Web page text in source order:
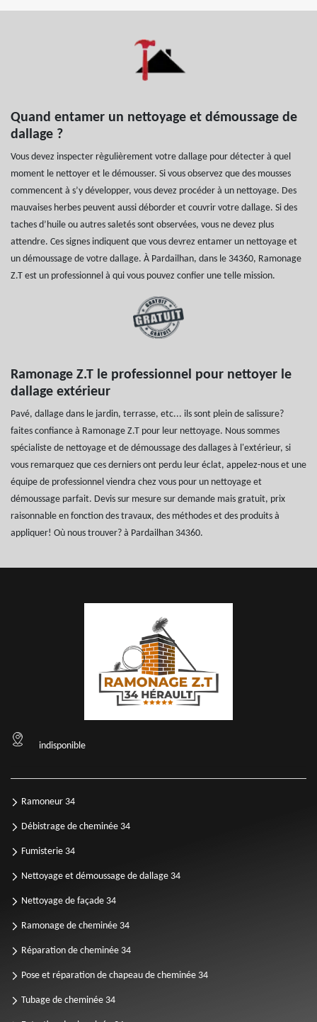
Quand entamer un nettoyage et démoussage de
dallage ?
Vous devez inspecter règulièrement votre dallage pour détecter à quel
moment le nettoyer et le démousser. Si vous observez que des mousses
commencent à s’y développer, vous devez procéder à un nettoyage. Des
mauvaises herbes peuvent aussi déborder et couvrir votre dallage. Si des
taches d’huile ou autres saletés sont observées, vous ne devez plus
attendre. Ces signes indiquent que vous devrez entamer un nettoyage et
un démoussage de votre dallage. À Pardailhan, dans le 34360, Ramonage
Z.T est un professionnel à qui vous pouvez confier une telle mission.
Ramonage Z.T le professionnel pour nettoyer le
dallage extérieur
Pavé, dallage dans le jardin, terrasse, etc... ils sont plein de salissure?
faites confiance à Ramonage Z.T pour leur nettoyage. Nous sommes
spécialiste de nettoyage et de démoussage des dallages à l'extérieur, si
vous remarquez que ces derniers ont perdu leur éclat, appelez-nous et une
équipe de professionnel viendra chez vous pour un nettoyage et
démoussage parfait. Devis sur mesure sur demande mais gratuit, prix
raisonnable en fonction des travaux, des méthodes et des produits à
appliquer! Où nous trouver? à Pardailhan 34360.
indisponible
Ramoneur 34
Débistrage de cheminée 34
Fumisterie 34
Nettoyage et démoussage de dallage 34
Nettoyage de façade 34
Ramonage de cheminée 34
Réparation de cheminée 34
Pose et réparation de chapeau de cheminée 34
Tubage de cheminée 34